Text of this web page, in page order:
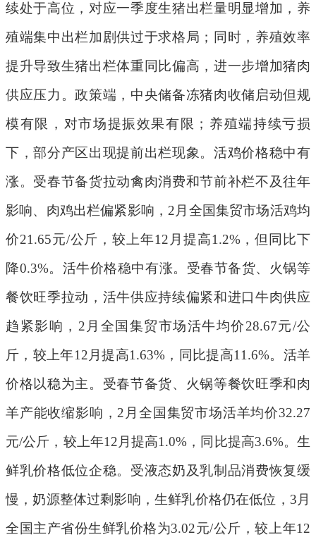
续处于高位，对应一季度生猪出栏量明显增加，养
殖端集中出栏加剧供过于求格局；同时，养殖效率
提升导致生猪出栏体重同比偏高，进一步增加猪肉
供应压力。政策端，中央储备冻猪肉收储启动但规
模有限，对市场提振效果有限；养殖端持续亏损
下，部分产区出现提前出栏现象。活鸡价格稳中有
涨。受春节备货拉动禽肉消费和节前补栏不及往年
影响、肉鸡出栏偏紧影响，2月全国集贸市场活鸡均
价21.65元/公斤，较上年12 月提高1.2%，但同比下
降0.3%。活牛价格稳中有涨。受春节备货、火锅等
餐饮旺季拉动，活牛供应持续偏紧和进口牛肉供应
趋紧影响， 2 月全国集贸市场活牛均价28.67元/公
斤，较上年12月提高1.63% ，同比提高11.6%。活羊
价格以稳为主。受春节备货、火锅等餐饮旺季和肉
羊产能收缩影响，2 月全国集贸市场活羊均价32.27
元/公斤，较上年12月提高1.0% ，同比提高3.6%。生
鲜乳价格低位企稳。受液态奶及乳制品消费恢复缓
慢，奶源整体过剩影响，生鲜乳价格仍在低位， 3月
全国主产省份生鲜乳价格为3.02元/公斤，较上年12